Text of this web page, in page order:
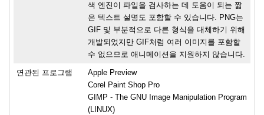
색 엔진이 파일을 검사하는 데 도움이 되는 짧
은 텍스트 설명도 포함할 수 있습니다. PNG는
GIF 및 부분적으로 다른 형식을 대체하기 위해
개발되었지만 GIF처럼 여러 이미지를 포함할
수 없으므로 애니메이션을 지원하지 않습니다.
연관된 프로그램
Apple Preview
Corel Paint Shop Pro
GIMP - The GNU Image Manipulation Program
(LINUX)